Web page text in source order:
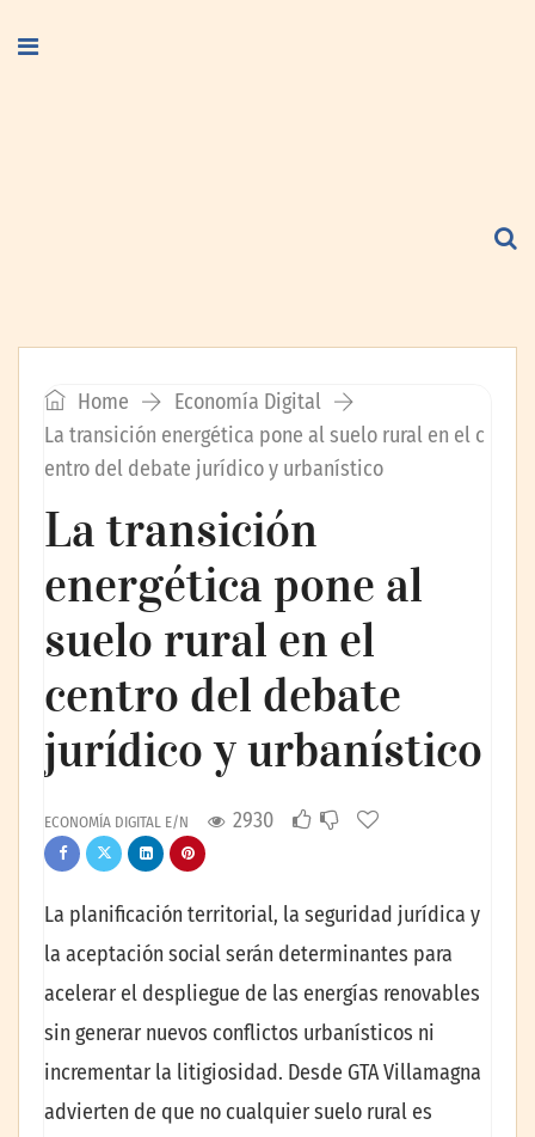
Home
Economía Digital
La transición energética pone al suelo rural en el c
entro del debate jurídico y urbanístico
La transición
energética pone al
suelo rural en el
centro del debate
jurídico y urbanístico
ECONOMÍA DIGITAL E/N 2930
La planificación territorial, la seguridad jurídica y
la aceptación social serán determinantes para
acelerar el despliegue de las energías renovables
sin generar nuevos conflictos urbanísticos ni
incrementar la litigiosidad. Desde GTA Villamagna
advierten de que no cualquier suelo rural es